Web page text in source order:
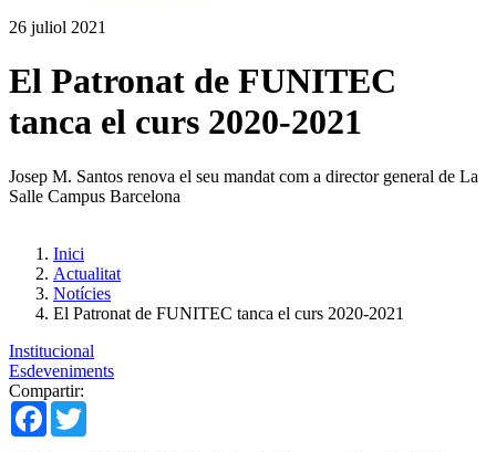
26 juliol 2021
El Patronat de FUNITEC
tanca el curs 2020-2021
Josep M. Santos renova el seu mandat com a director general de La
Salle Campus Barcelona
Inici
Actualitat
Notícies
El Patronat de FUNITEC tanca el curs 2020-2021
Institucional
Esdeveniments
Compartir:
Facebook